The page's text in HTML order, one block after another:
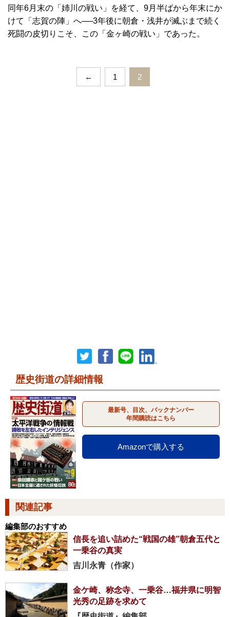
同年6月末の「姉川の戦い」を経て、9月半ばから年末にか
けて「志賀の陣」へ──3年後に朝倉・浅井が滅ぶまで続く
死闘の皮切りこそ、この「金ヶ崎の戦い」であった。
← 1 2
歴史街道の詳細情報
最新号、目次、バックナンバー
年間購読はこちら
Amazonで購入する
関連記事
編集部のおすすめ
信長を追い詰めた“戦国の雄”朝倉五代と
一乗谷の真実
吉川永青（作家）
金ケ崎、称念寺、一乗谷…福井県に明智
光秀の足跡を求めて